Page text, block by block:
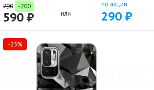
790 -200
590 ₽ или
по акции
290 ₽
-25%